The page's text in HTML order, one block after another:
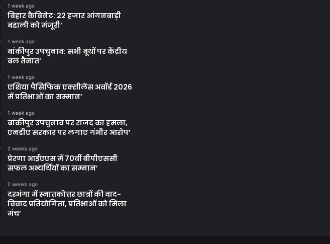
1 week ago
बिहार कैबिनेट: 22 हजार आंगनबाड़ी
बहाली को मंजूरी’
1 week ago
बांकीपुर उपचुनाव: सभी बूथों पर केंद्रीय
बल तैनात’
1 week ago
एशिया पैसिफिक एक्सीलेंस अवॉर्ड 2026
में प्रतिभाओं का सम्मान’
1 week ago
बांकीपुर उपचुनाव पर राजद का हमला,
एनडीए सरकार पर लगाए गंभीर आरोप’
2 weeks ago
प्रेरणा आईएएस में 70वीं बीपीएससी
सफल अभ्यर्थियों का सम्मान’
2 weeks ago
दरभंगा में स्नातकोत्तर छात्रों की वाद-
विवाद प्रतियोगिता, प्रतिभाओं को मिला
मंच’